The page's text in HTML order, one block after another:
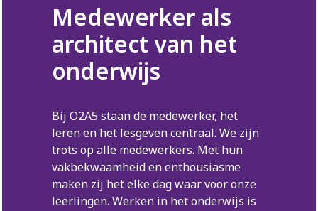
Medewerker als
architect van het
onderwijs
Bij O2A5 staan de medewerker, het
leren en het lesgeven centraal. We zijn
trots op alle medewerkers. Met hun
vakbekwaamheid en enthousiasme
maken zij het elke dag waar voor onze
leerlingen. Werken in het onderwijs is